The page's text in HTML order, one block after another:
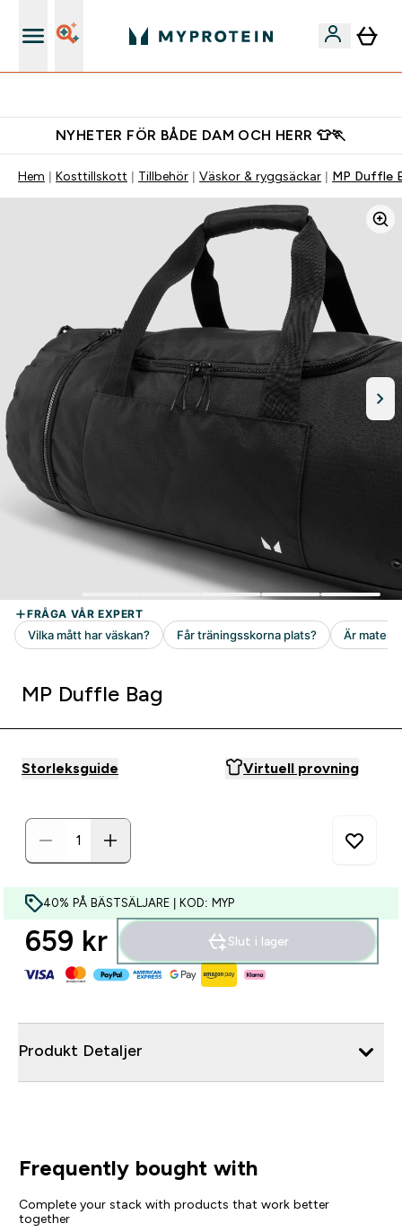
NYHETER FÖR BÅDE DAM OCH HERR 👕🏃
Hem Kosttillskott Tillbehör Väskor & ryggsäckar MP Duffle
MP Duffle Bag
Storleksguide Virtuell provning
40% PÅ BÄSTSÄLJARE | KOD: MYP
659 kr‎ Slut i lager
Produkt Detaljer
Frequently bought with
Complete your stack with products that work better
together